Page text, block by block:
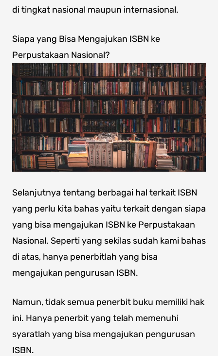
di tingkat nasional maupun internasional.
Siapa yang Bisa Mengajukan ISBN ke
Perpustakaan Nasional?
Selanjutnya tentang berbagai hal terkait ISBN
yang perlu kita bahas yaitu terkait dengan siapa
yang bisa mengajukan ISBN ke Perpustakaan
Nasional. Seperti yang sekilas sudah kami bahas
di atas, hanya penerbitlah yang bisa
mengajukan pengurusan ISBN.
Namun, tidak semua penerbit buku memiliki hak
ini. Hanya penerbit yang telah memenuhi
syaratlah yang bisa mengajukan pengurusan
ISBN.